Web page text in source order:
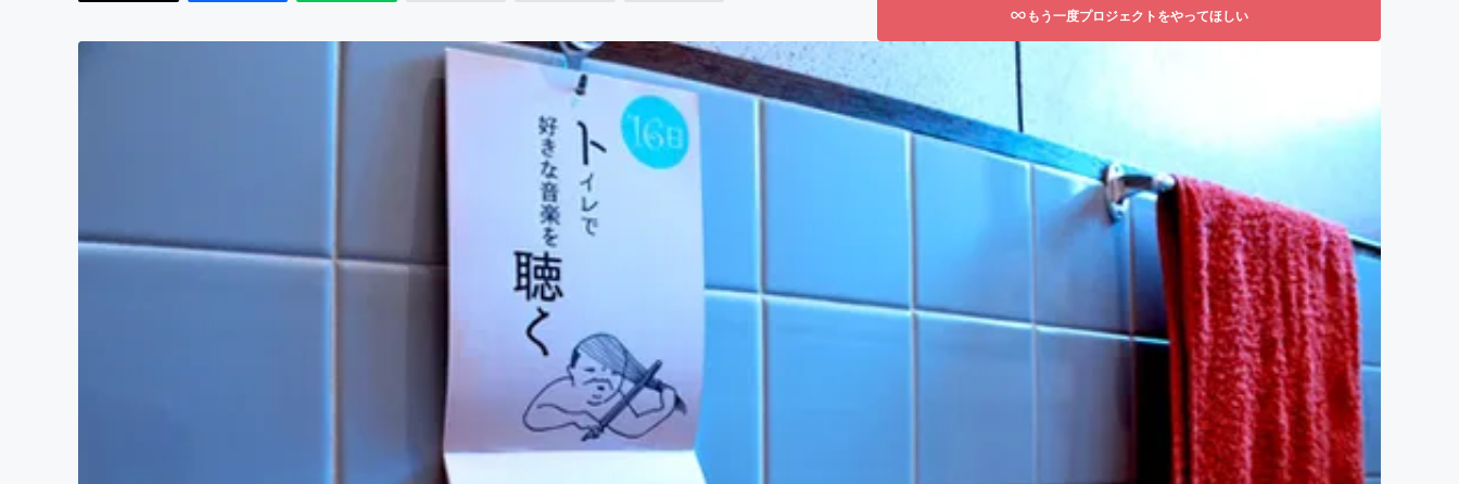
もう一度プロジェクトをやってほしい